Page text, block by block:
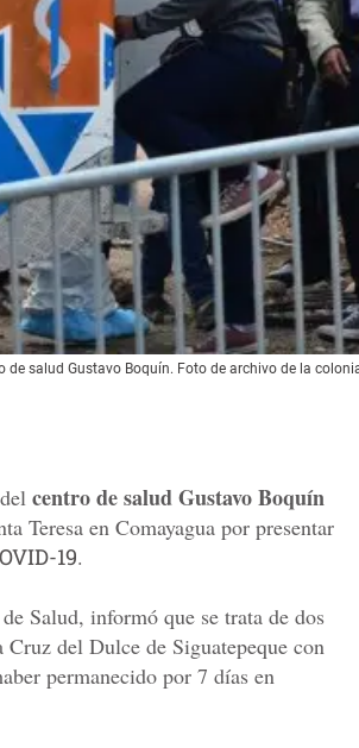
salud Gustavo Boquín. Foto de archivo de la
centro de salud Gustavo Boquín
Teresa en Comayagua por presentar
19.
Salud, informó que se trata de dos
del Dulce de Siguatepeque con
permanecido por 7 días en